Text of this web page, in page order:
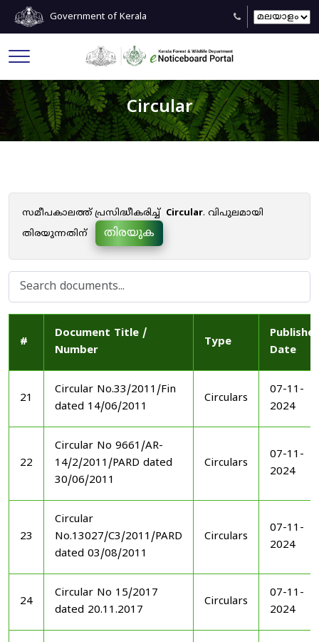
Government of Kerala
Circular
സമീപകാലത്ത് പ്രസിദ്ധീകരിച്ച് Circular. വിപുലമായി
തിരയുന്നതിന്
തിരയുക
#
Document Title /
Number
Type
Date
21
Circular No.33/2011/Fin
dated 14/06/2011
Circulars
07-11-
2024
22
Circular No 9661/AR-
14/2/2011/PARD dated
30/06/2011
Circulars
07-11-
2024
23
Circular
No.13027/C3/2011/PARD
dated 03/08/2011
Circulars
07-11-
2024
24
Circular No 15/2017
dated 20.11.2017
Circulars
07-11-
2024